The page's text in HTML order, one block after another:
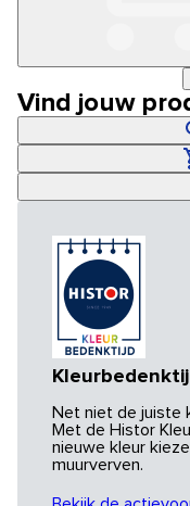
Vind jouw
Net niet de juiste
Met de Histor
nieuwe kleur
muurverven.